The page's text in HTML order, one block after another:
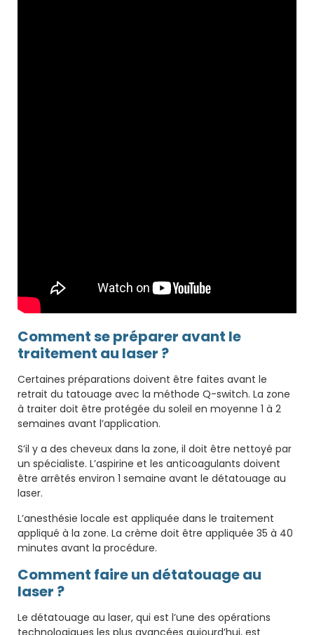
Comment se préparer avant le
traitement au laser ?
Certaines préparations doivent être faites avant le
retrait du tatouage avec la méthode Q-switch. La zone
à traiter doit être protégée du soleil en moyenne 1 à 2
semaines avant l’application.
S’il y a des cheveux dans la zone, il doit être nettoyé par
un spécialiste. L’aspirine et les anticoagulants doivent
être arrêtés environ 1 semaine avant le détatouage au
laser.
L’anesthésie locale est appliquée dans le traitement
appliqué à la zone. La crème doit être appliquée 35 à 40
minutes avant la procédure.
Comment faire un détatouage au
laser ?
Le détatouage au laser, qui est l’une des opérations
technologiques les plus avancées aujourd’hui, est